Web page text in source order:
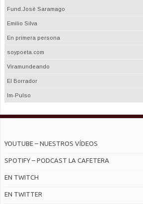
Fund.José Saramago
Emilio Silva
En primera persona
soypoeta.com
Viramundeando
El Borrador
Im-Pulso
YOUTUBE – NUESTROS VÍDEOS
SPOTIFY – PODCAST LA CAFETERA
EN TWITCH
EN TWITTER